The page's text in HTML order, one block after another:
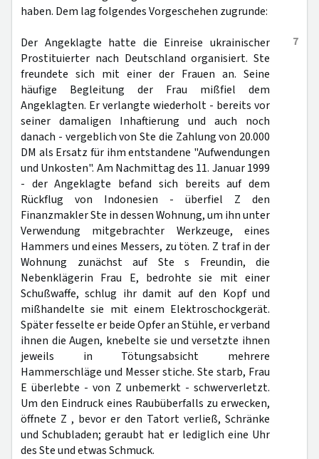
haben. Dem lag folgendes Vorgeschehen zugrunde:
7
Der Angeklagte hatte die Einreise ukrainischer
Prostituierter nach Deutschland organisiert. Ste
freundete sich mit einer der Frauen an. Seine
häufige Begleitung der Frau mißfiel dem
Angeklagten. Er verlangte wiederholt - bereits vor
seiner damaligen Inhaftierung und auch noch
danach - vergeblich von Ste die Zahlung von 20.000
DM als Ersatz für ihm entstandene "Aufwendungen
und Unkosten". Am Nachmittag des 11. Januar 1999
- der Angeklagte befand sich bereits auf dem
Rückflug von Indonesien - überfiel Z den
Finanzmakler Ste in dessen Wohnung, um ihn unter
Verwendung mitgebrachter Werkzeuge, eines
Hammers und eines Messers, zu töten. Z traf in der
Wohnung zunächst auf Ste s Freundin, die
Nebenklägerin Frau E, bedrohte sie mit einer
Schußwaffe, schlug ihr damit auf den Kopf und
mißhandelte sie mit einem Elektroschockgerät.
Später fesselte er beide Opfer an Stühle, er verband
ihnen die Augen, knebelte sie und versetzte ihnen
jeweils in Tötungsabsicht mehrere
Hammerschläge und Messer stiche. Ste starb, Frau
E überlebte - von Z unbemerkt - schwerverletzt.
Um den Eindruck eines Raubüberfalls zu erwecken,
öffnete Z , bevor er den Tatort verließ, Schränke
und Schubladen; geraubt hat er lediglich eine Uhr
des Ste und etwas Schmuck.